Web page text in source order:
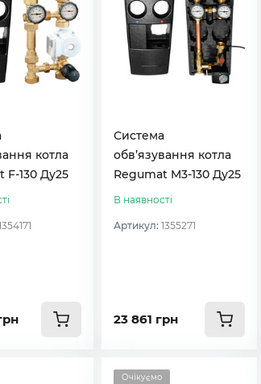
котла
F-130 Ду25
Система
обв’язування котла
Regumat M3-130 Ду25
В наявності
Артикул:1355271
23 861 грн
Очікуємо